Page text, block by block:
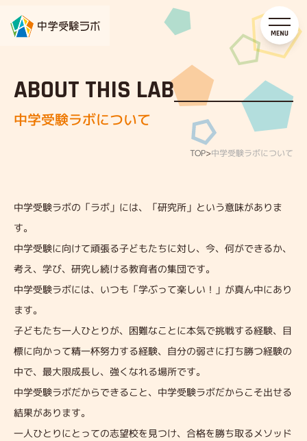
ABOUT THIS LAB
中学受験ラボについて
TOP>中学受験ラボについて
中学受験ラボの「ラボ」には、「研究所」という意味がありま
す。
中学受験に向けて頑張る子どもたちに対し、今、何ができるか、
考え、学び、研究し続ける教育者の集団です。
中学受験ラボには、いつも「学ぶって楽しい！」が真ん中にあり
ます。
子どもたち一人ひとりが、困難なことに本気で挑戦する経験、目
標に向かって精一杯努力する経験、自分の弱さに打ち勝つ経験の
中で、最大限成長し、強くなれる場所です。
中学受験ラボだからできること、中学受験ラボだからこそ出せる
結果があります。
一人ひとりにとっての志望校を見つけ、合格を勝ち取るメソッド